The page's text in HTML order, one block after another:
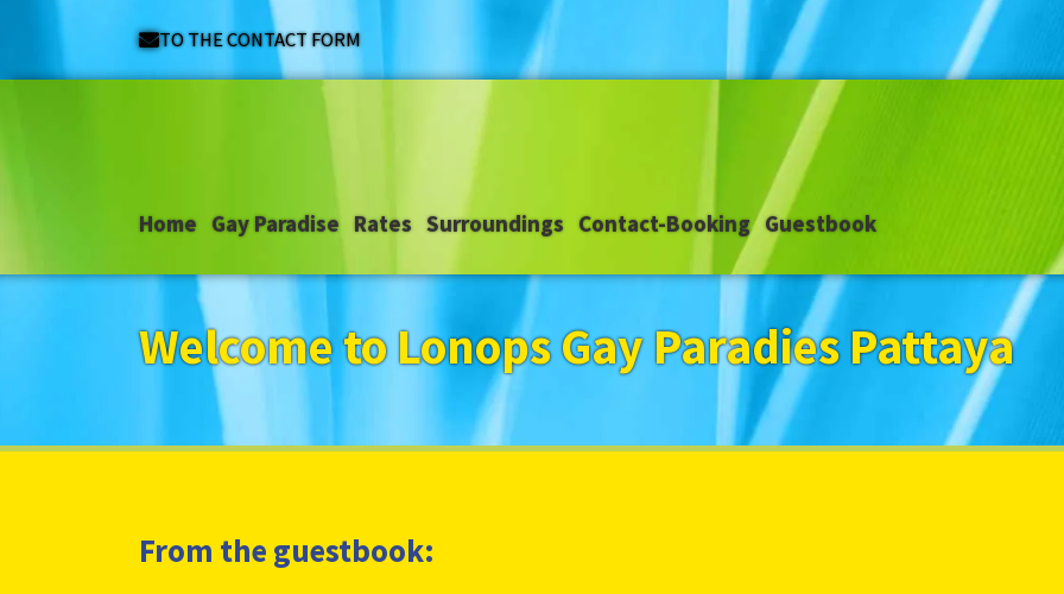
TO THE CONTACT FORM
Home Gay Paradise Rates Surroundings Contact-Booking Guestbook
Welcome to Lonops Gay Paradies Pattaya
From the guestbook: